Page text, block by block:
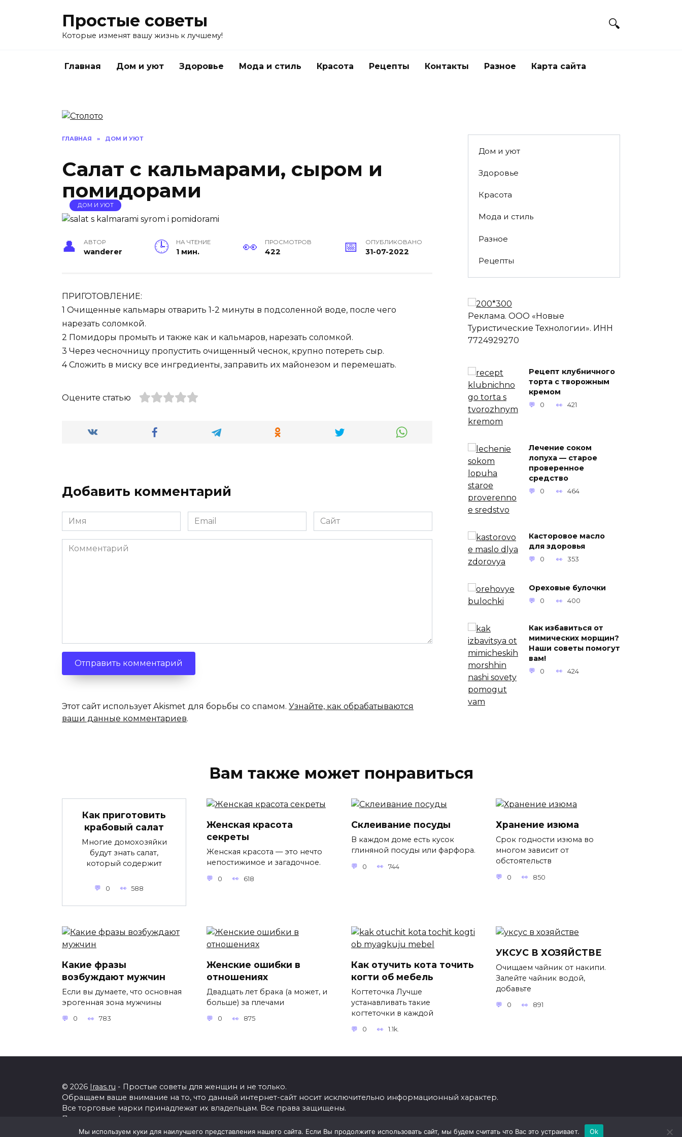
Простые советы
Которые изменят вашу жизнь к лучшему!
Главная Дом и уют Здоровье Мода и стиль Красота Рецепты Контакты Разное Карта сайта
ГЛАВНАЯ » ДОМ И УЮТ
Салат с кальмарами, сыром и
помидорами
ДОМ И УЮТ
АВТОР
wanderer
НА ЧТЕНИЕ
1 мин.
ПРОСМОТРОВ
422
ОПУБЛИКОВАНО
31-07-2022
ПРИГОТОВЛЕНИЕ:
1 Очищенные кальмары отварить 1-2 минуты в подсоленной воде, после чего
нарезать соломкой.
2 Помидоры промыть и также как и кальмаров, нарезать соломкой.
3 Через чесночницу пропустить очищенный чеснок, крупно потереть сыр.
4 Сложить в миску все ингредиенты, заправить их майонезом и перемешать.
Оцените статью
Добавить комментарий
Имя
*
Email
*
Сайт
Комментарий
Этот сайт использует Akismet для борьбы со спамом. Узнайте, как обрабатываются
ваши данные комментариев.
Дом и уют
Здоровье
Красота
Мода и стиль
Разное
Рецепты
Реклама. ООО «Новые
Туристические Технологии». ИНН
7724929270
Рецепт клубничного
торта с творожным
кремом
0 421
Лечение соком
лопуха — старое
проверенное
средство
0 464
Касторовое масло
для здоровья
0 353
Ореховые булочки
0 400
Как избавиться от
мимических морщин?
Наши советы помогут
вам!
0 424
Вам также может понравиться
Как приготовить
крабовый салат
Многие домохозяйки
будут знать салат,
который содержит
0 588
Женская красота
секреты
Женская красота — это нечто
непостижимое и загадочное.
0 618
Склеивание посуды
В каждом доме есть кусок
глиняной посуды или фарфора.
0 744
Хранение изюма
Срок годности изюма во
многом зависит от
обстоятельств
0 850
Какие фразы
возбуждают мужчин
Если вы думаете, что основная
эрогенная зона мужчины
0 783
Женские ошибки в
отношениях
Двадцать лет брака (а может, и
больше) за плечами
0 875
Как отучить кота точить
когти об мебель
Когтеточка Лучше
устанавливать такие
когтеточки в каждой
0 1.1k.
УКСУС В ХОЗЯЙСТВЕ
Очищаем чайник от накипи.
Залейте чайник водой,
добавьте
0 891
© 2026 Iraas.ru - Простые советы для женщин и не только.
Обращаем ваше внимание на то, что данный интернет-сайт носит исключительно информационный характер.
Все торговые марки принадлежат их владельцам. Все права защищены.
Политика конфиденциальности
Мы используем куки для наилучшего представления нашего сайта. Если Вы продолжите использовать сайт, мы будем считать что Вас это устраивает. Ok